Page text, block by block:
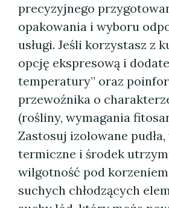
precyzyjnego
opakowania i wyboru
usługi. Jeśli korzystasz z
opcję ekspresową i
temperatury” oraz
przewoźnika o
(rośliny, wymagania
Zastosuj izolowane pudła,
termiczne i środek
wilgotność pod
suchych chłodzących